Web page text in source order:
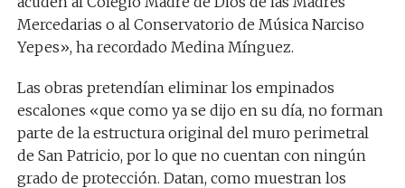
Mercedarias o al Conservatorio de Música Narciso
Yepes», ha recordado Medina Mínguez.
Las obras pretendían eliminar los empinados
escalones «que como ya se dijo en su día, no forman
parte de la estructura original del muro perimetral
de San Patricio, por lo que no cuentan con ningún
grado de protección. Datan, como muestran los